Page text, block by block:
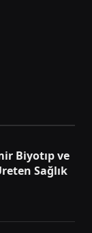
Biyotıp ve
Sağlık